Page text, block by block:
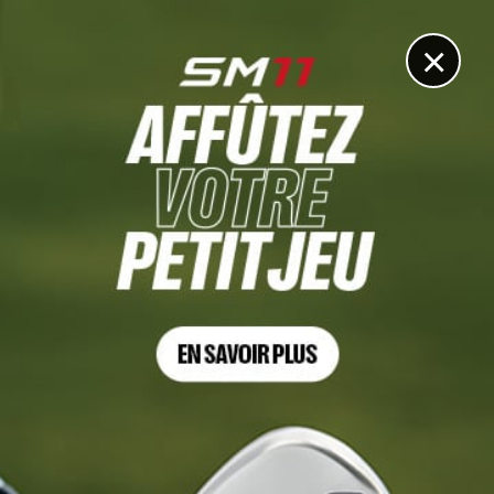
×
qui joueront sur le PGA Tour en 2024 ?